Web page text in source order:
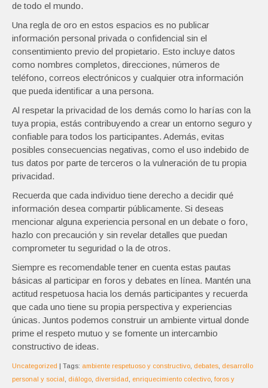
de todo el mundo.
Una regla de oro en estos espacios es no publicar
información personal privada o confidencial sin el
consentimiento previo del propietario. Esto incluye datos
como nombres completos, direcciones, números de
teléfono, correos electrónicos y cualquier otra información
que pueda identificar a una persona.
Al respetar la privacidad de los demás como lo harías con la
tuya propia, estás contribuyendo a crear un entorno seguro y
confiable para todos los participantes. Además, evitas
posibles consecuencias negativas, como el uso indebido de
tus datos por parte de terceros o la vulneración de tu propia
privacidad.
Recuerda que cada individuo tiene derecho a decidir qué
información desea compartir públicamente. Si deseas
mencionar alguna experiencia personal en un debate o foro,
hazlo con precaución y sin revelar detalles que puedan
comprometer tu seguridad o la de otros.
Siempre es recomendable tener en cuenta estas pautas
básicas al participar en foros y debates en línea. Mantén una
actitud respetuosa hacia los demás participantes y recuerda
que cada uno tiene su propia perspectiva y experiencias
únicas. Juntos podemos construir un ambiente virtual donde
prime el respeto mutuo y se fomente un intercambio
constructivo de ideas.
Uncategorized | Tags: ambiente respetuoso y constructivo debates desarrollo
personal y social
diálogo diversidad enriquecimiento colectivo foros y